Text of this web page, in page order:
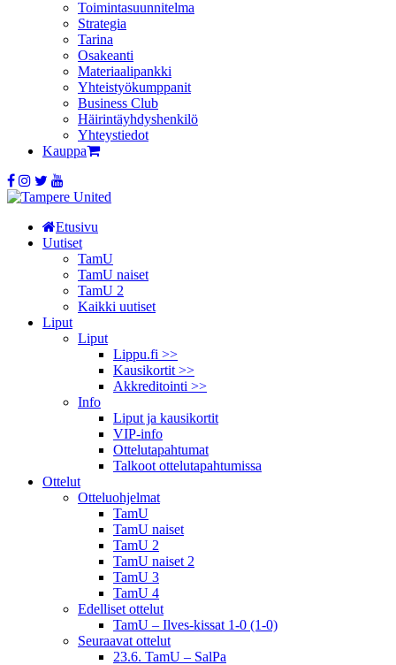
Toimintasuunnitelma
Strategia
Tarina
Osakeanti
Materiaalipankki
Yhteistyö­kumppanit
Business Club
Häirintä­yhdyshenkilö
Yhteystiedot
Kauppa
Etusivu
Uutiset
TamU
TamU naiset
TamU 2
Kaikki uutiset
Liput
Liput
Lippu.fi >>
Kausikortit >>
Akkreditointi >>
Info
Liput ja kausikortit
VIP-info
Ottelutapahtumat
Talkoot ottelu­tapahtumissa
Ottelut
Otteluohjelmat
TamU
TamU naiset
TamU 2
TamU naiset 2
TamU 3
TamU 4
Edelliset ottelut
TamU – Ilves-kissat 1-0 (1-0)
Seuraavat ottelut
23.6. TamU – SalPa